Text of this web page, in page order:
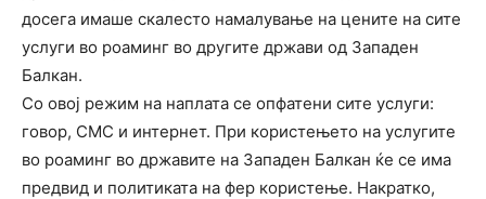
досега имаше скалесто намалување на цените на сите
услуги во роаминг во другите држави од Западен
Балкан.
Со овој режим на наплата се опфатени сите услуги:
говор, СМС и интернет. При користењето на услугите
во роаминг во државите на Западен Балкан ќе се има
предвид и политиката на фер користење. Накратко,